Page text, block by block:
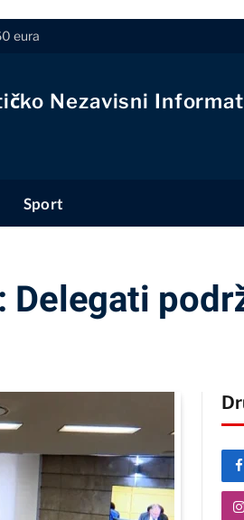
eura
Nezavisni
Sport
Delegati